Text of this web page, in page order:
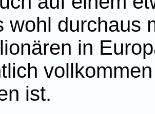
wohl durchaus
in
ist.